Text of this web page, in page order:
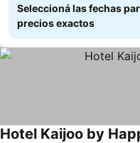
Seleccioná las fechas
precios exactos
Hotel Kaijoo by